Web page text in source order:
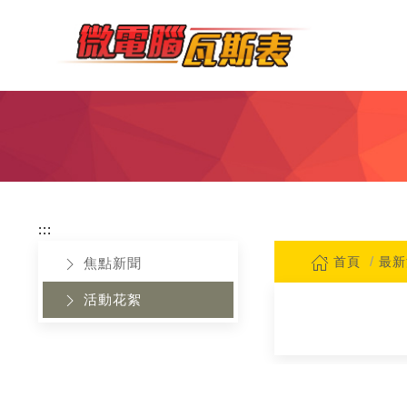
:::
焦點新聞
活動花絮
首頁 最